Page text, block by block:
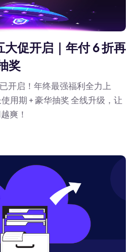
大促开启｜年付 6 折再
奖
开启！年终最强福利全力上
用期 + 豪华抽奖 全线升级，让
爽！